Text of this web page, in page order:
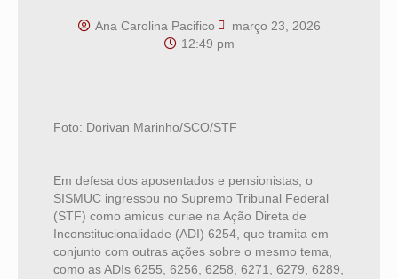
Ana Carolina Pacifico
março 23, 2026
12:49 pm
Foto: Dorivan Marinho/SCO/STF
Em defesa dos aposentados e pensionistas, o
SISMUC ingressou no Supremo Tribunal Federal
(STF) como amicus curiae na Ação Direta de
Inconstitucionalidade (ADI) 6254, que tramita em
conjunto com outras ações sobre o mesmo tema,
como as ADIs 6255, 6256, 6258, 6271, 6279, 6289,